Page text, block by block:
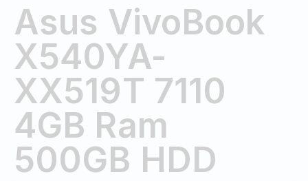
Asus VivoBook
X540YA-
XX519T 7110
4GB Ram
500GB HDD